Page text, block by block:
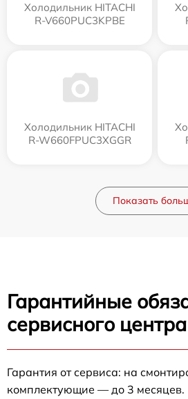
Холодильник HITACHI
R-V660PUC3KPBE
Холодильник HITACHI
R-W660FPUC3XGGR
Показать
Гарантийные
сервисного
Гарантия от сервиса: на
комплектующие — до 3 месяцев.